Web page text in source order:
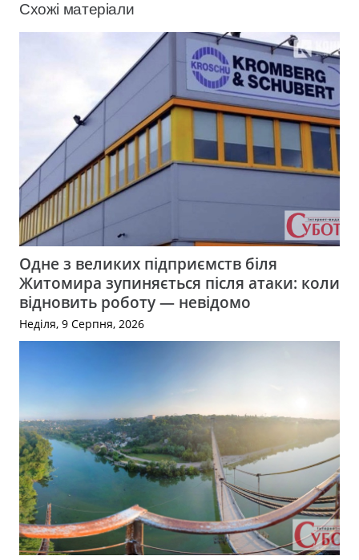
Схожі матеріали
Одне з великих підприємств біля
Житомира зупиняється після атаки: коли
відновить роботу — невідомо
Неділя, 9 Серпня, 2026